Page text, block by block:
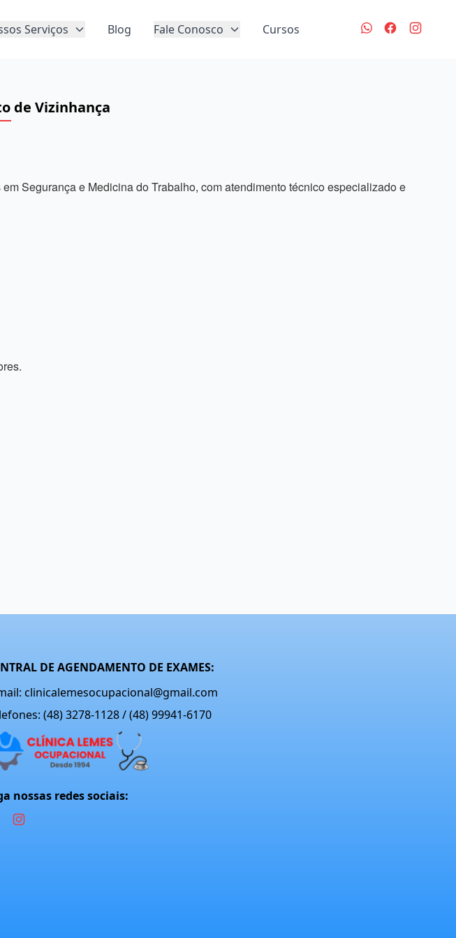
Serviços Blog Fale Conosco Cursos
de Vizinhança
Segurança e Medicina do Trabalho, com atendimento técnico especializado e
DE AGENDAMENTO DE EXAMES:
clinicalemesocupacional@gmail.com
(48) 3278-1128 / (48) 99941-6170
nossas redes sociais: